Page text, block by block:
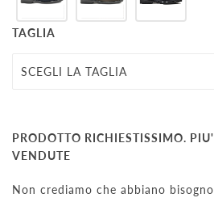
TAGLIA
PRODOTTO RICHIESTISSIMO.
VENDUTE
Non crediamo che abbiano